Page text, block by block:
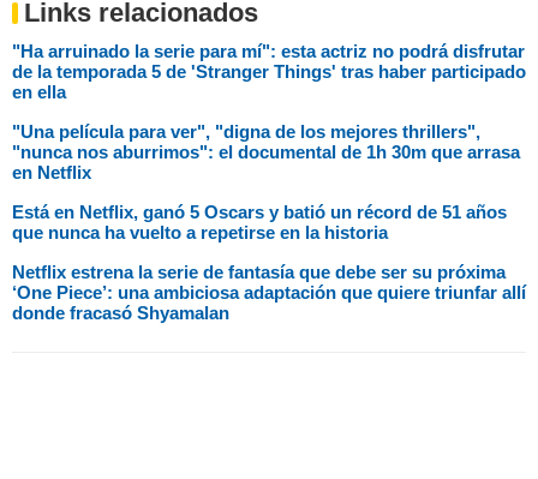
Links relacionados
"Ha arruinado la serie para mí": esta actriz no podrá disfrutar
de la temporada 5 de 'Stranger Things' tras haber participado
en ella
"Una película para ver", "digna de los mejores thrillers",
"nunca nos aburrimos": el documental de 1h 30m que arrasa
en Netflix
Está en Netflix, ganó 5 Oscars y batió un récord de 51 años
que nunca ha vuelto a repetirse en la historia
Netflix estrena la serie de fantasía que debe ser su próxima
‘One Piece’: una ambiciosa adaptación que quiere triunfar allí
donde fracasó Shyamalan